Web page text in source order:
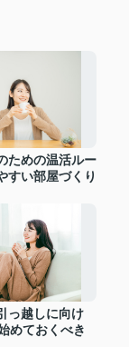
ための温活ルー
すい部屋づくり
っ越しに向け
めておくべき